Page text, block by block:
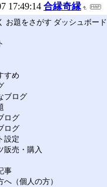
17:49:14 合縁奇縁
お題をさがす ダッシュボード
すめ
ブログ
ログ
ログ
設定
販売・購入
事
へ（個人の方）